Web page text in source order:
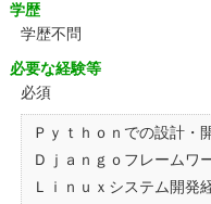
学歴
学歴不問
必要な経験等
必須
Ｐｙｔｈｏｎでの設計・
Ｄｊａｎｇｏフレームワ
Ｌｉｎｕｘシステム開発